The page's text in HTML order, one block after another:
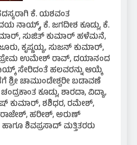
ಕೆ. ಯಶವಂತ
ಕೆ. ಜಗದೀಶ ಕೂಡ್ಲು, ಕೆ.
ಸುಜಿತ್ ಕುಮಾರ್ ಹಳೆಮನೆ,
ಕೃಷ್ಣಯ್ಯ, ಸುಜನ್ ಕುಮಾರ್,
ಪ್ರೇಮ ಉಮೇಶ್ ರಾವ್, ದಯಾನಂದ
ಸೇರಿದಂತೆ ಹಲವರನ್ನು ಆಯ್ಕೆ
ಚಾಮುಂಡೇಶ್ವರೀ ಬಡಾವಣೆ
ಕೂಡ್ಲು, ಶಾರದಾ, ವಿದ್ಯಾ,
ಕುಮಾರ್, ಶಶಿಧರ, ರಮೇಶ್,
ಹರೀಶ್, ಅರುಣ್
ಶಿವಪ್ರಸಾದ್ ಮತ್ತಿತರರು